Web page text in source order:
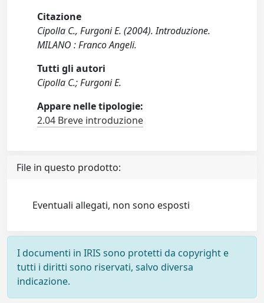
Citazione
Cipolla C., Furgoni E. (2004). Introduzione.
MILANO : Franco Angeli.
Tutti gli autori
Cipolla C.; Furgoni E.
Appare nelle tipologie:
2.04 Breve introduzione
File in questo prodotto:
Eventuali allegati, non sono esposti
I documenti in IRIS sono protetti da copyright e
tutti i diritti sono riservati, salvo diversa
indicazione.